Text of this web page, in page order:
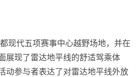
现代五项赛事中心越野场地，并在
展现了雷达地平线的舒适驾乘体
动参与者表达了对雷达地平线外放